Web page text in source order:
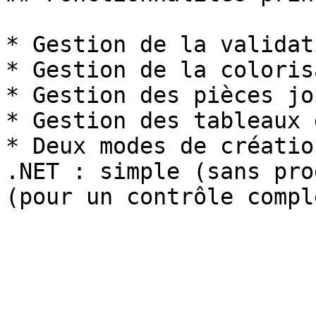
* Gestion de la
* Gestion de la
* Gestion des pièces
* Gestion des tableaux
* Deux modes de
.NET : simple (sans